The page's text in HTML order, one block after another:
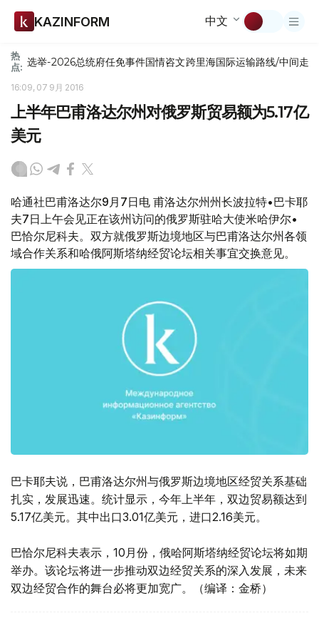
KAZINFORM 中文
热
点: 选举-2026总统府任免事件国情咨文跨里海国际运输路线/中间走廊
16:09, 07 9月 2016
上半年巴甫洛达尔州对俄罗斯贸易额为5.17亿
美元
哈通社巴甫洛达尔9月7日电 甫洛达尔州州长波拉特•巴卡耶
夫7日上午会见正在该州访问的俄罗斯驻哈大使米哈伊尔•
巴恰尔尼科夫。双方就俄罗斯边境地区与巴甫洛达尔州各领
域合作关系和哈俄阿斯塔纳经贸论坛相关事宜交换意见。
巴卡耶夫说，巴甫洛达尔州与俄罗斯边境地区经贸关系基础
扎实，发展迅速。统计显示，今年上半年，双边贸易额达到
5.17亿美元。其中出口3.01亿美元，进口2.16美元。
巴恰尔尼科夫表示，10月份，俄哈阿斯塔纳经贸论坛将如期
举办。该论坛将进一步推动双边经贸关系的深入发展，未来
双边经贸合作的舞台必将更加宽广。（编译：金桥）